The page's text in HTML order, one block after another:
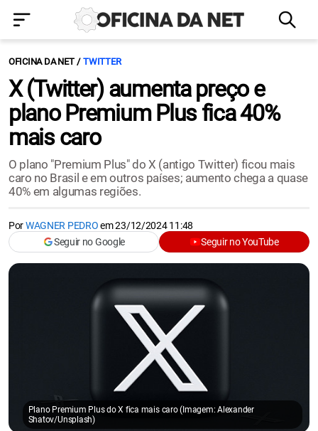
OFICINA DA NET TWITTER
X (Twitter) aumenta preço e
plano Premium Plus fica 40%
mais caro
O plano "Premium Plus" do X (antigo Twitter) ficou mais
caro no Brasil e em outros países; aumento chega a quase
40% em algumas regiões.
PorWAGNER PEDROem23/12/2024 11:48
Seguir no Google
Seguir no YouTube
Plano Premium Plus do X fica mais caro (Imagem: Alexander
Shatov/Unsplash)